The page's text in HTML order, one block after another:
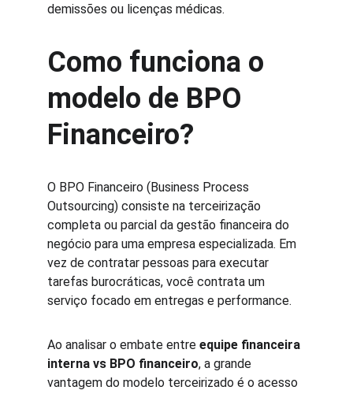
demissões ou licenças médicas.
Como funciona o
modelo de BPO
Financeiro?
O BPO Financeiro (Business Process
Outsourcing) consiste na terceirização
completa ou parcial da gestão financeira do
negócio para uma empresa especializada. Em
vez de contratar pessoas para executar
tarefas burocráticas, você contrata um
serviço focado em entregas e performance.
Ao analisar o embate entre equipe financeira
interna vs BPO financeiro, a grande
vantagem do modelo terceirizado é o acesso